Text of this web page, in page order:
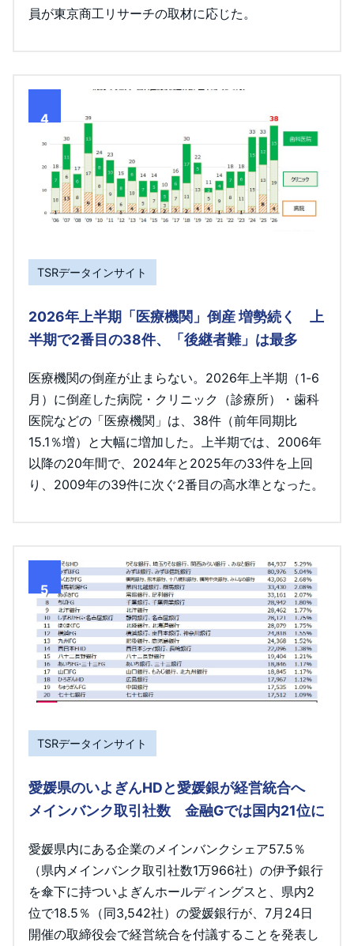
員が東京商工リサーチの取材に応じた。
4
TSRデータインサイト
2026年上半期「医療機関」倒産 増勢続く 上
半期で2番目の38件、「後継者難」は最多
医療機関の倒産が止まらない。2026年上半期（1-6
月）に倒産した病院・クリニック（診療所）・歯科
医院などの「医療機関」は、38件（前年同期比
15.1％増）と大幅に増加した。上半期では、2006年
以降の20年間で、2024年と2025年の33件を上回
り、2009年の39件に次ぐ2番目の高水準となった。
5
TSRデータインサイト
愛媛県のいよぎんHDと愛媛銀が経営統合へ
メインバンク取引社数 金融Gでは国内21位に
愛媛県内にある企業のメインバンクシェア57.5％
（県内メインバンク取引社数1万966社）の伊予銀行
を傘下に持ついよぎんホールディングスと、県内2
位で18.5％（同3,542社）の愛媛銀行が、7月24日
開催の取締役会で経営統合を付議することを発表し